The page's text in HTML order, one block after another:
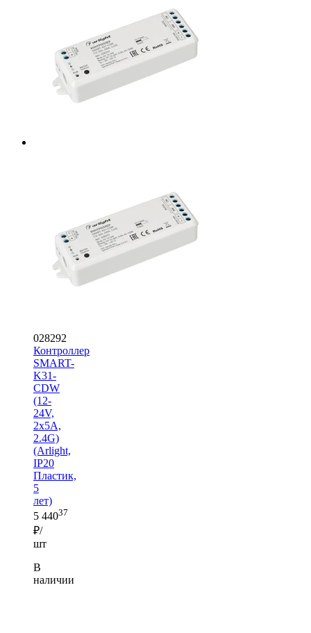
028292
Контроллер
SMART-
K31-
CDW
(12-
24V,
2x5A,
2.4G)
(Arlight,
IP20
Пластик,
5
лет)
5 44037
₽/
шт
В
наличии